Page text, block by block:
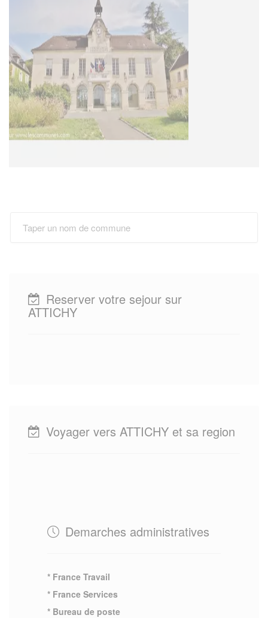
Reserver votre sejour sur
ATTICHY
Voyager vers ATTICHY et sa region
Demarches administratives
* France Travail
* France Services
* Bureau de poste